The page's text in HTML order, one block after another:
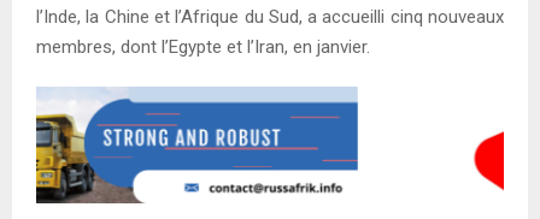
l’Inde, la Chine et l’Afrique du Sud, a accueilli cinq nouveaux
membres, dont l’Egypte et l’Iran, en janvier.